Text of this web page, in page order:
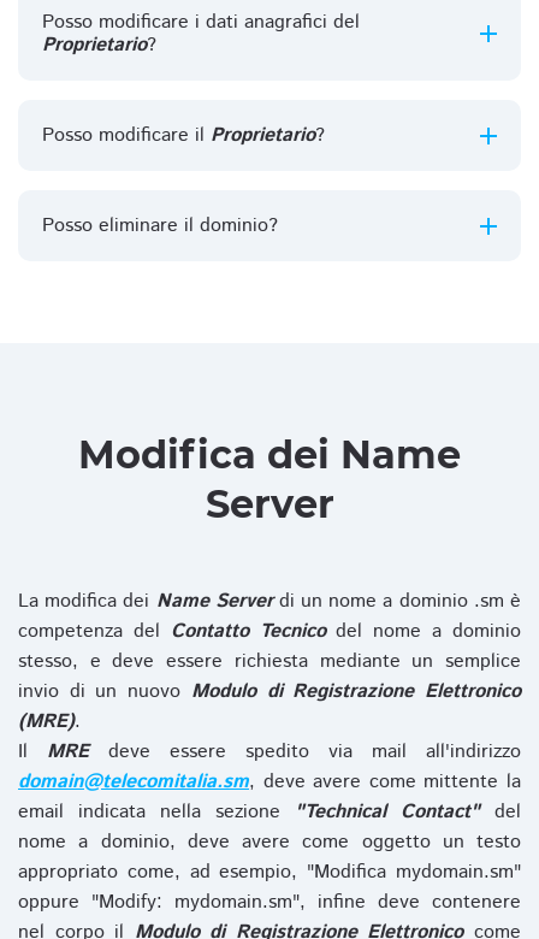
Posso modificare i dati anagrafici del
Proprietario?
Posso modificare il Proprietario?
Posso eliminare il dominio?
Modifica dei Name
Server
La modifica dei Name Serverdi un nome a dominio .sm è
competenza del Contatto Tecnicodel nome a dominio
stesso, e deve essere richiesta mediante un semplice
invio di un nuovo Modulo di Registrazione Elettronico
(MRE).
Il MREdeve essere spedito via mail all'indirizzo
domain@telecomitalia.sm, deve avere come mittente la
email indicata nella sezione
"Technical Contact"del
nome a dominio, deve avere come oggetto un testo
appropriato come, ad esempio, "Modifica mydomain.sm"
oppure "Modify: mydomain.sm", infine deve contenere
nel corpo il Modulo di Registrazione Elettronicocome